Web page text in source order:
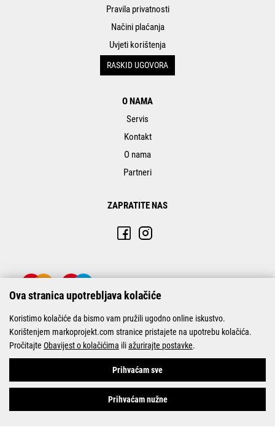
Pravila privatnosti
Načini plaćanja
Uvjeti korištenja
RASKID UGOVORA
O NAMA
Servis
Kontakt
O nama
Partneri
ZAPRATITE NAS
© Marko-Projekt 2026
Ova stranica upotrebljava kolačiće
Koristimo kolačiće da bismo vam pružili ugodno online iskustvo.
Korištenjem markoprojekt.com stranice pristajete na upotrebu kolačića.
Pročitajte Obavijest o kolačićima iliažurirajte postavke.
Prihvaćam sve
Prihvaćam nužne